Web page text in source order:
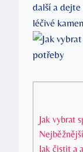
další a
léčivé
Jak vybrat
Jak čistit a